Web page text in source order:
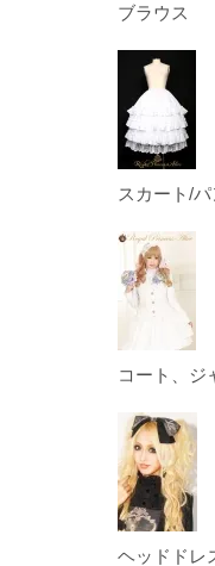
ブラウス
スカート/パ
コート、ジ
ヘッドドレ